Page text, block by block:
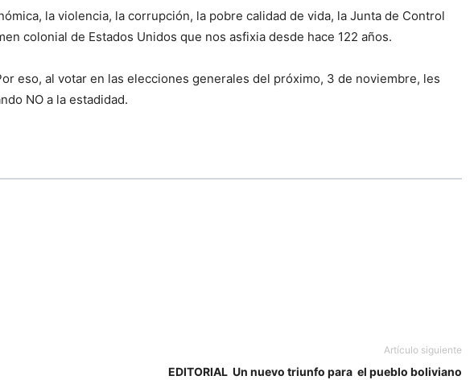
la violencia, la corrupción, la pobre calidad de vida, la Junta de Control
colonial de Estados Unidos que nos asfixia desde hace 122 años.
eso, al votar en las elecciones generales del próximo, 3 de noviembre, les
NO a la estadidad.
Artículo siguiente
EDITORIAL Un nuevo triunfo para el pueblo boliviano